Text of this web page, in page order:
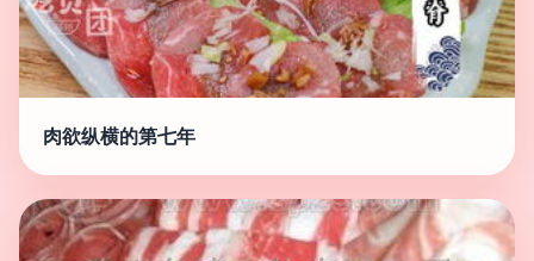
肉欲纵横的第七年